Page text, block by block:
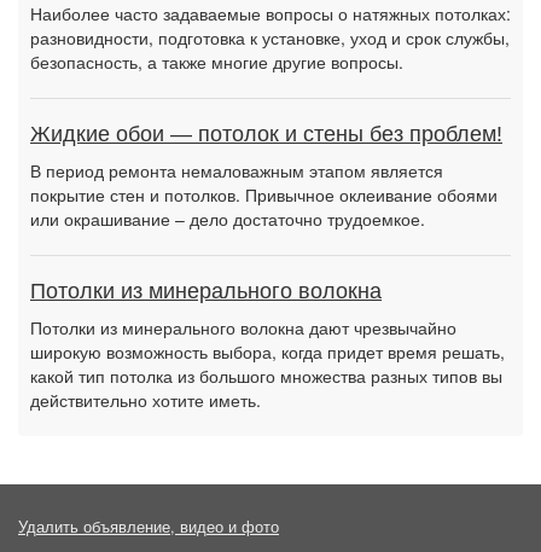
Наиболее часто задаваемые вопросы о натяжных потолках:
разновидности, подготовка к установке, уход и срок службы,
безопасность, а также многие другие вопросы.
Жидкие обои — потолок и стены без проблем!
В период ремонта немаловажным этапом является
покрытие стен и потолков. Привычное оклеивание обоями
или окрашивание – дело достаточно трудоемкое.
Потолки из минерального волокна
Потолки из минерального волокна дают чрезвычайно
широкую возможность выбора, когда придет время решать,
какой тип потолка из большого множества разных типов вы
действительно хотите иметь.
Удалить объявление, видео и фото